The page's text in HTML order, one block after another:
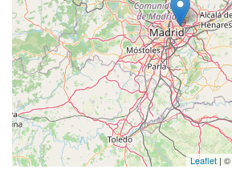
Leaflet | ©